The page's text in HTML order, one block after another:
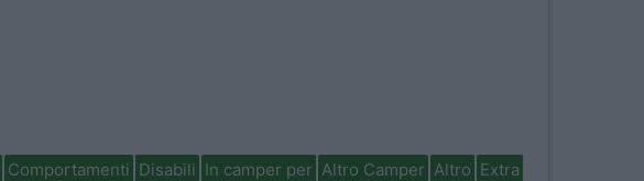
Comportamenti Disabili In camper per Altro Camper Altro Extra